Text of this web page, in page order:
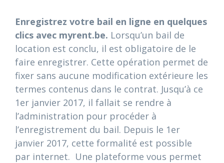
Enregistrez votre bail en ligne en quelques
clics avec myrent.be. Lorsqu’un bail de
location est conclu, il est obligatoire de le
faire enregistrer. Cette opération permet de
fixer sans aucune modification extérieure les
termes contenus dans le contrat. Jusqu’à ce
1er janvier 2017, il fallait se rendre à
l’administration pour procéder à
l’enregistrement du bail. Depuis le 1er
janvier 2017, cette formalité est possible
par internet. Une plateforme vous permet